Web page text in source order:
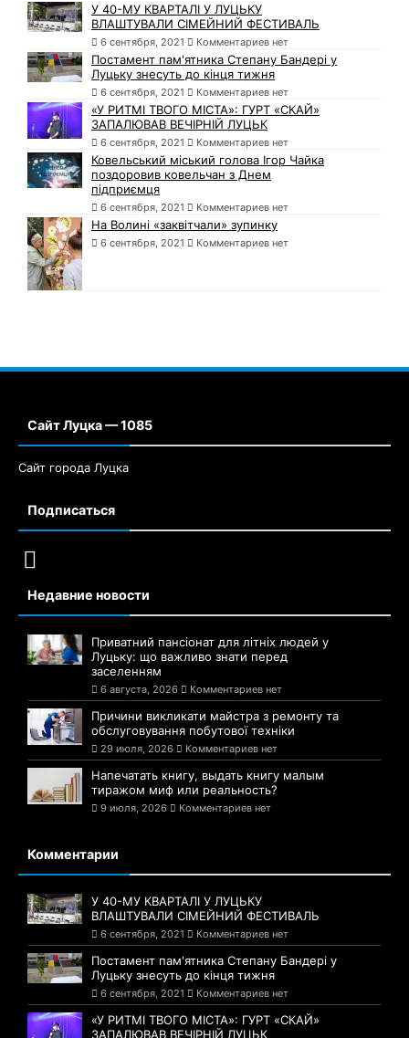
У 40-МУ КВАРТАЛІ У ЛУЦЬКУ
ВЛАШТУВАЛИ СІМЕЙНИЙ ФЕСТИВАЛЬ
6 сентября, 2021 Комментариев нет
Постамент пам'ятника Степану Бандері у
Луцьку знесуть до кінця тижня
6 сентября, 2021 Комментариев нет
«У РИТМІ ТВОГО МІСТА»: ГУРТ «СКАЙ»
ЗАПАЛЮВАВ ВЕЧІРНІЙ ЛУЦЬК
6 сентября, 2021 Комментариев нет
Ковельський міський голова Ігор Чайка
поздоровив ковельчан з Днем
підприємця
6 сентября, 2021 Комментариев нет
На Волині «заквітчали» зупинку
6 сентября, 2021 Комментариев нет
Сайт Луцка — 1085
Сайт города Луцка
Подписаться
Недавние новости
Приватний пансіонат для літніх людей у
Луцьку: що важливо знати перед
заселенням
6 августа, 2026 Комментариев нет
Причини викликати майстра з ремонту та
обслуговування побутової техніки
29 июля, 2026 Комментариев нет
Напечатать книгу, выдать книгу малым
тиражом миф или реальность?
9 июля, 2026 Комментариев нет
Комментарии
У 40-МУ КВАРТАЛІ У ЛУЦЬКУ
ВЛАШТУВАЛИ СІМЕЙНИЙ ФЕСТИВАЛЬ
6 сентября, 2021 Комментариев нет
Постамент пам'ятника Степану Бандері у
Луцьку знесуть до кінця тижня
6 сентября, 2021 Комментариев нет
«У РИТМІ ТВОГО МІСТА»: ГУРТ «СКАЙ»
ЗАПАЛЮВАВ ВЕЧІРНІЙ ЛУЦЬК